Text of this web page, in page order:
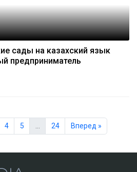
сады на казахский язык
предприниматель
4 5 … 24 Вперед »